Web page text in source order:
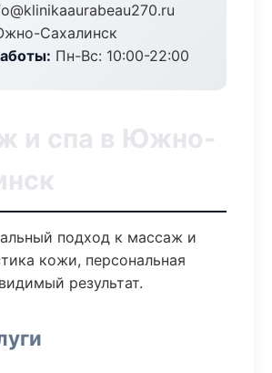
Сахалинск
Пн-Вс: 10:00-22:00
и спа в Южно-
подход к массаж и
кожи, персональная
результат.